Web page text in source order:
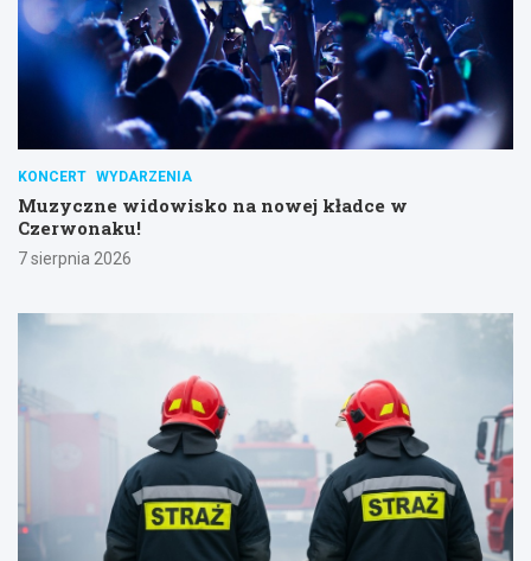
KONCERT WYDARZENIA
Muzyczne widowisko na nowej kładce w
Czerwonaku!
7 sierpnia 2026